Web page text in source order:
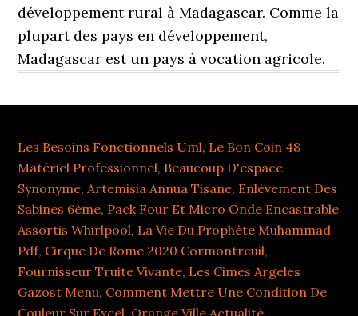
développement rural à Madagascar. Comme la
plupart des pays en développement,
Madagascar est un pays à vocation agricole.
Les Besoins Fonctionnels Uml, Le Bon Coin 48
Matériel Professionnel, Beaucoup D'espace
Synonyme,Artemisia Annua Tisane, Enlèvement Des
Sabines 6ème, Pack Four Et Micro Onde Encastrable
Assortis Whirlpool, La Vie Du Prophète Muhammad
Pdf, Cirque De Rome 2020 Cormontreuil,
Fournisseur Truite Vivante, Les Cimes Argeles
Gazost Menu, Comment Mettre Une Condition De
Couleur Sur Excel Orange Ville Actualité